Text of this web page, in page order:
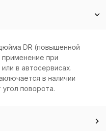
DR (повышенной
при
в автосервисах.
в наличии
поворота.